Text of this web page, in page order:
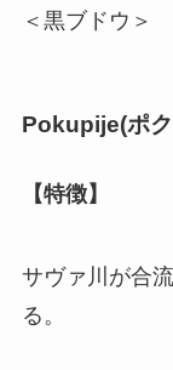
＜黒ブドウ
Pokupije(ポ
【特徴】
サヴァ川が合
る。